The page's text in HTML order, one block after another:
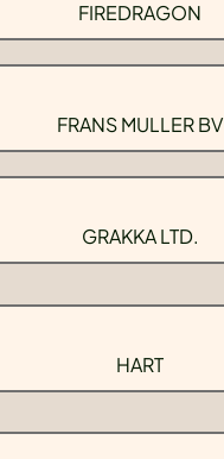
FIREDRAGON
FRANS MULLER BV
GRAKKA LTD.
HART